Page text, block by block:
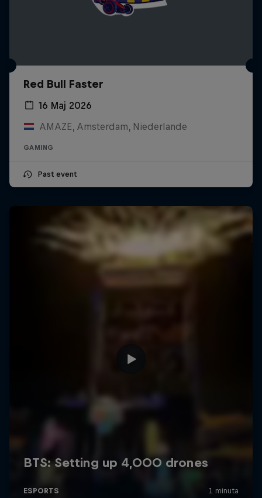
Red Bull Faster
16 Maj 2026
AMAZE, Amsterdam, Niederlande
GAMING
Past event